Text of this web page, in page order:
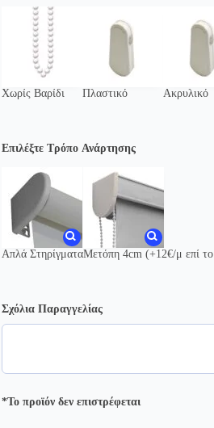
Χωρίς Βαρίδι Πλαστικό Ακρυλικό
Επιλέξτε Τρόπο Ανάρτησης
Απλά ΣτηρίγματαΜετόπη 4cm (+12€/μ επί
Σχόλια Παραγγελίας
*Το προϊόν δεν επιστρέφεται